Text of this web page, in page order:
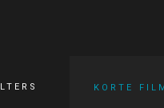
KORTE